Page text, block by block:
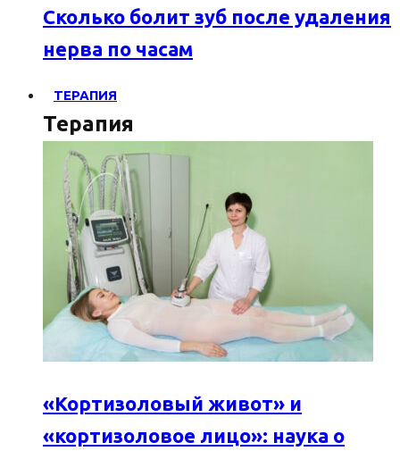
Сколько болит зуб после удаления
нерва по часам
ТЕРАПИЯ
Терапия
«Кортизоловый живот» и
«кортизоловое лицо»: наука о